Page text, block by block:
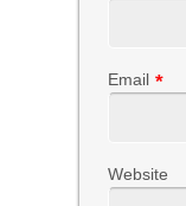
Email *
Website